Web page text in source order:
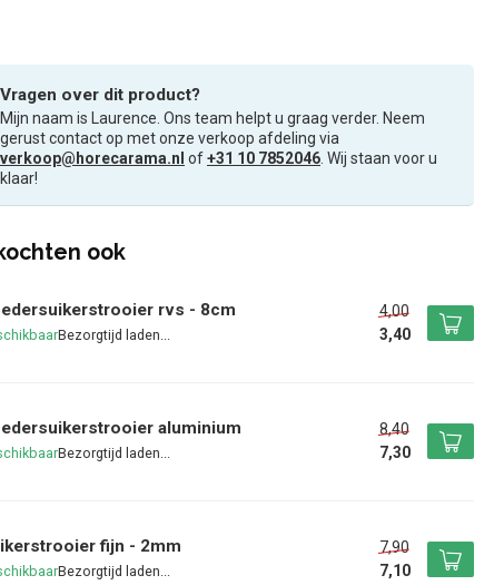
Vragen over dit product?
Mijn naam is Laurence. Ons team helpt u graag verder. Neem
gerust contact op met onze verkoop afdeling via
verkoop@horecarama.nl of+31 10 7852046 . Wij staan voor u
klaar!
ook
rvs - 8cm
4,00
3,40
aluminium
8,40
7,30
fijn - 2mm
7,90
7,10